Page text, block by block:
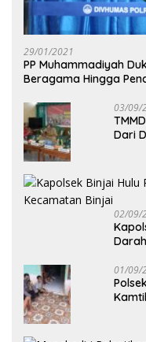
29/01/2021
PP Muhammadiyah
Beragama Hingga
03/09/
Dari
02/09/
01/09/